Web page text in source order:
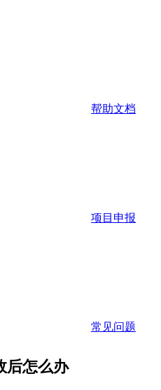
帮助文档
项目申报
常见问题
后怎么办